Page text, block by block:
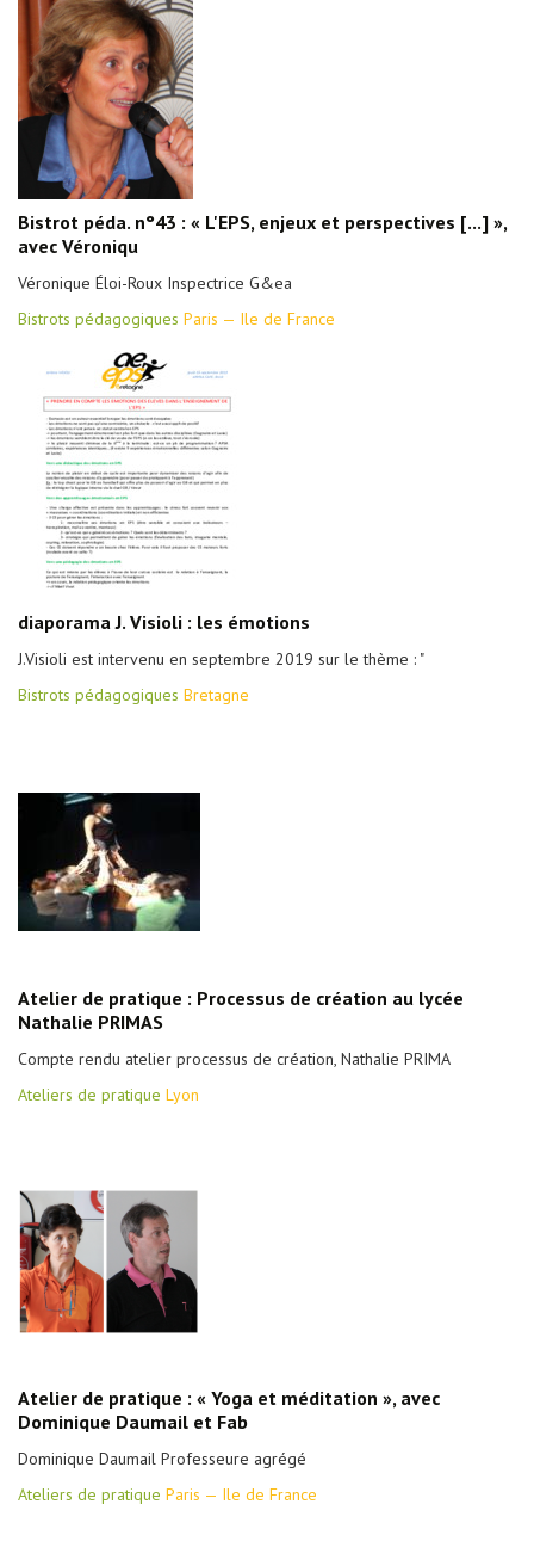
Bistrot péda. n°43 : « L'EPS, enjeux et perspectives [...] »,
avec Véroniqu
Véronique Éloi-Roux Inspectrice G&ea
Bistrots pédagogiques Paris — Ile de France
diaporama J. Visioli : les émotions
J.Visioli est intervenu en septembre 2019 sur le thème : "
Bistrots pédagogiques Bretagne
Atelier de pratique : Processus de création au lycée
Nathalie PRIMAS
Compte rendu atelier processus de création, Nathalie PRIMA
Ateliers de pratique Lyon
Atelier de pratique : « Yoga et méditation », avec
Dominique Daumail et Fab
Dominique Daumail Professeure agrégé
Ateliers de pratique Paris — Ile de France